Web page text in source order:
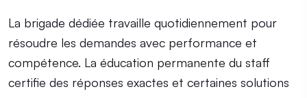
La brigade dédiée travaille quotidiennement pour
résoudre les demandes avec performance et
compétence. La éducation permanente du staff
certifie des réponses exactes et certaines solutions